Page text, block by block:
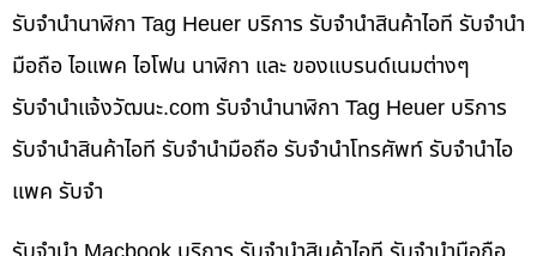
รับจำนำนาฬิกา Tag Heuer บริการ รับจำนำสินค้าไอที รับจำนำ
มือถือ ไอแพค ไอโฟน นาฬิกา และ ของแบรนด์เนมต่างๆ
รับจํานําแจ้งวัฒนะ.com รับจำนำนาฬิกา Tag Heuer บริการ
รับจำนำสินค้าไอที รับจำนำมือถือ รับจำนำโทรศัพท์ รับจำนำไอ
แพค รับจำ